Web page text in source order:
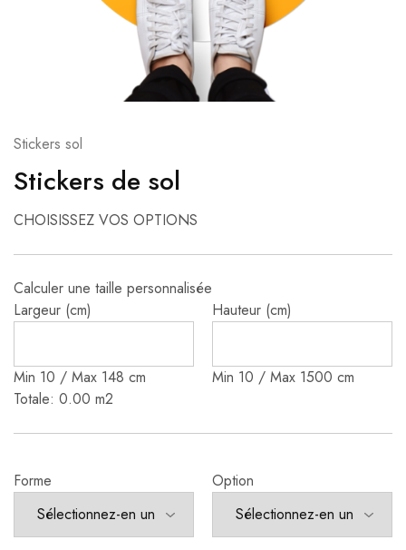
Stickers sol
Stickers de sol
CHOISISSEZ VOS OPTIONS
Calculer une taille personnalisée
Largeur (cm)
Min 10 / Max 148 cm
Hauteur (cm)
Min 10 / Max 1500 cm
Totale: 0.00 m2
Forme Option